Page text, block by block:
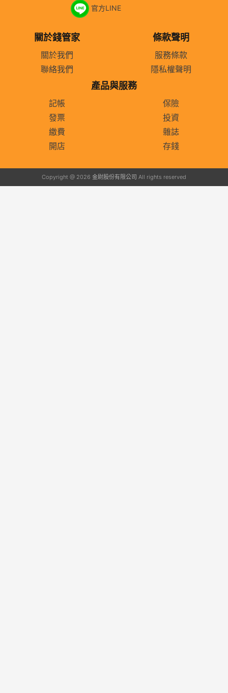
官方LINE
關於錢管家
關於我們
聯絡我們
條款聲明
服務條款
隱私權聲明
產品與服務
記帳
發票
繳費
開店
保險
投資
雜誌
存錢
Copyright @ 2026 金尉股份有限公司 All rights reserved